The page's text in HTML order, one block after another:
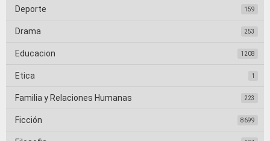
Deporte 159
Drama 253
Educacion 1208
Etica 1
Familia y Relaciones Humanas 223
Ficción 8699